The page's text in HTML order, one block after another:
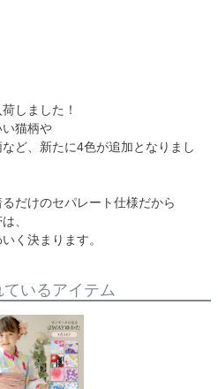
しました！
猫柄や
ど、新たに4色が追加となりまし
だけのセパレート仕様だから
、
く決まります。
いるアイテム